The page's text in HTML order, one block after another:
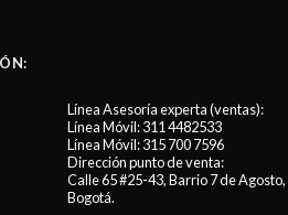
Línea Asesoría experta (ventas):
Línea Móvil:311 4482533
Línea Móvil:315 700 7596
Dirección punto de venta:
Calle 65 #25-43, Barrio 7 de Agosto,
Bogotá.